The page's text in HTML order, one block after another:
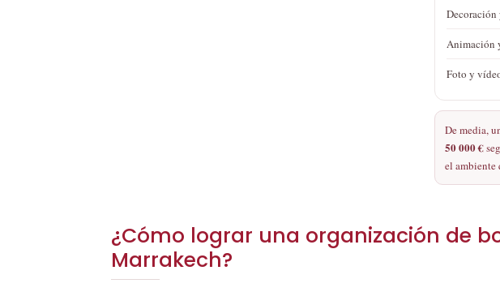
Decoración
Animación
Foto y
De media,
50 000 €
el ambiente
¿Cómo lograr una organización de
Marrakech?